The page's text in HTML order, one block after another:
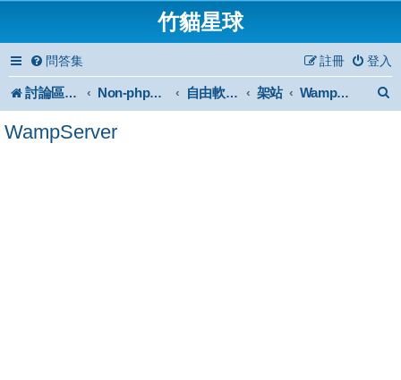
竹貓星球
問答集 登入
註冊
討論區首頁 Non-phpBB specific 自由軟體或免費軟體 架站 WampServer
WampServer